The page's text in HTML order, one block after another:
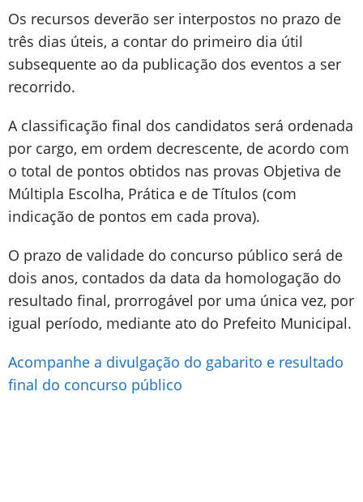
Os recursos deverão ser interpostos no prazo de
três dias úteis, a contar do primeiro dia útil
subsequente ao da publicação dos eventos a ser
recorrido.
A classificação final dos candidatos será ordenada
por cargo, em ordem decrescente, de acordo com
o total de pontos obtidos nas provas Objetiva de
Múltipla Escolha, Prática e de Títulos (com
indicação de pontos em cada prova).
O prazo de validade do concurso público será de
dois anos, contados da data da homologação do
resultado final, prorrogável por uma única vez, por
igual período, mediante ato do Prefeito Municipal.
Acompanhe a divulgação do gabarito e resultado
final do concurso público